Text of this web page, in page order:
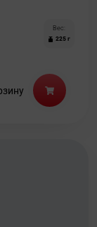
Вес:
225 г